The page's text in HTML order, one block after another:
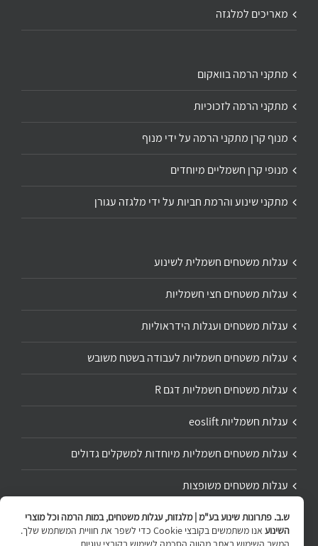
מאריכים למלגזה
מתקני הרמה בוואקום
מתקני הרמה לזכוכיות
מנוף קרן מתקני הרמה על ידי מנוף
מנופי קרן חשמליים מיוחדים
מתקני שינוע והרמת חביות על ידי מלגזה עגורן
עגלות משטחים חשמלית לשינוע
עגלות משטחים חצי חשמליות
עגלות משטחים ועגלות הידראוליות
עגלות משטחים חשמליות לעבודה בשטח משובש
עגלות משטחים חשמליות דגם R
עגלות חשמליות eoslift
עגלות משטחים חשמליות מיוחדות למשקלים גדולים
עגלות משטחים משופצות
תיקון ושיפוץ עגלת משטחים
ש.ב. פתרונות שינוע בע"מ | מלגזות, עגלות משטחים, במות הרמה וכל מוצרי
השינוע
אנו משתמשים בקובצי Cookie כדי לשפר את חוויית המשתמש שלך.